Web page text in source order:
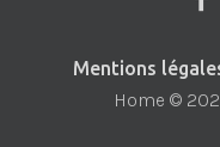
Mentions
Home ©